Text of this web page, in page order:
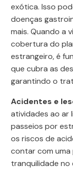
exótica. Isso
doenças
mais. Quando a
cobertura do
estrangeiro, é
que cubra as
garantindo o
Acidentes e
atividades ao ar
passeios por
os riscos de
contar com
tranquilidade no